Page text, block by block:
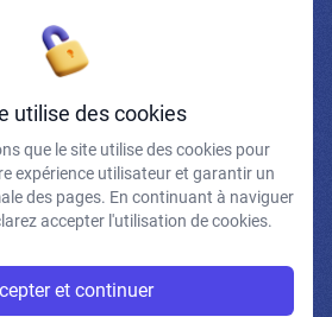
vous à la newsletter
mails et confirme avoir pris connaissance de
confidentialité et mentions légales.
utilise des cookies
que le site utilise des cookies pour
expérience utilisateur et garantir un
des pages. En continuant à naviguer
accepter l'utilisation de cookies.
et continuer